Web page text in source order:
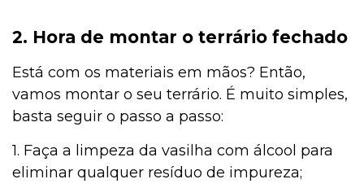
2. Hora de montar o terrário fechado
Está com os materiais em mãos? Então,
vamos montar o seu terrário. É muito simples,
basta seguir o passo a passo:
1. Faça a limpeza da vasilha com álcool para
eliminar qualquer resíduo de impureza;